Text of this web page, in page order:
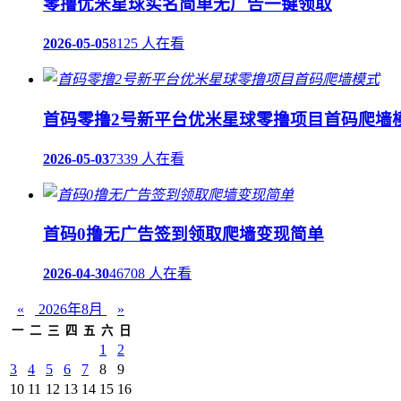
零撸优米星球实名简单无广告一键领取
2026-05-058125 人在看
首码零撸2号新平台优米星球零撸项目首码爬墙
2026-05-037339 人在看
首码0撸无广告签到领取爬墙变现简单
2026-04-3046708 人在看
« 2026年8月 »
一 二 三 四 五 六 日
1
2
3
4 5 6 7 8
9
10 11 12 13 14 15 16